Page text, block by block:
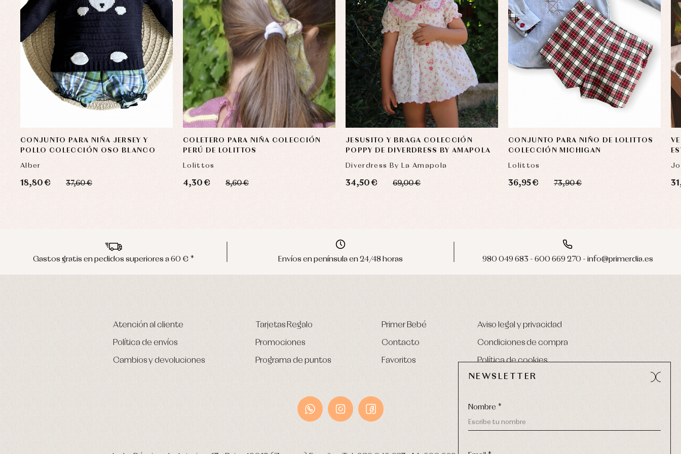
CONJUNTO PARA NIÑA JERSEY Y
POLLO COLECCIÓN OSO BLANCO
Alber
18,80 € 37,60 €
COLETERO PARA NIÑA COLECCIÓN
PERÚ DE LOLITTOS
Lolittos
4,30 € 8,60 €
JESUSITO Y BRAGA COLECCIÓN
POPPY DE DIVERDRESS BY AMAPOLA
Diverdress By La Amapola
34,50 € 69,00 €
CONJUNTO PARA NIÑO DE LOLITTOS
COLECCIÓN MICHIGAN
Lolittos
36,95 € 73,90 €
Gastos gratis en pedidos superiores a 60 € * Envíos en península en 24/48 horas 980 049 683 - 600 669 270 - info@primerdia.es
Atención al cliente
Política de envíos
Cambios y devoluciones
Tarjetas Regalo
Promociones
Programa de puntos
Primer Bebé
Contacto
Favoritos
Aviso legal y privacidad
Condiciones de compra
Política de cookies
NEWSLETTER
Nombre *